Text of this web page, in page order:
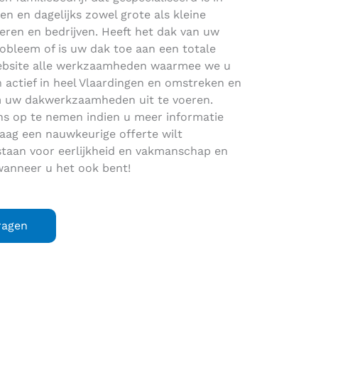
en dagelijks zowel grote als kleine
en bedrijven. Heeft het dak van uw
of is uw dak toe aan een totale
alle werkzaamheden waarmee we u
in heel Vlaardingen en omstreken en
dakwerkzaamheden uit te voeren.
op te nemen indien u meer informatie
een nauwkeurige offerte wilt
voor eerlijkheid en vakmanschap en
u het ook bent!